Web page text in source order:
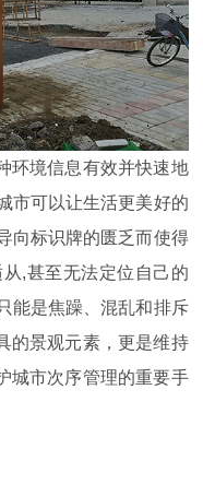
环境信息有效并快速地
市可以让生活更美好的
向标识牌的匮乏而使得
,甚至无法定位自己的
能是焦躁、混乱和排斥
的景观元素，更是维持
城市次序管理的重要手